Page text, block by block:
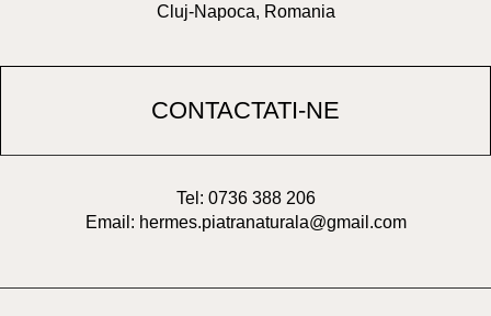
Cluj-Napoca, Romania
CONTACTATI-NE
Tel: 0736 388 206
Email: hermes.piatranaturala@gmail.com